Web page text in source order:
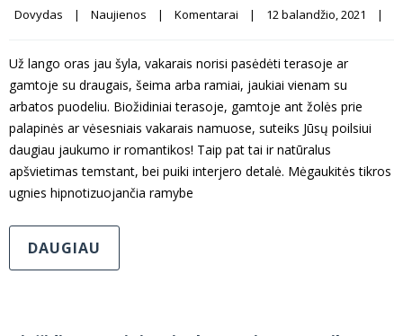
Dovydas | Naujienos | Komentarai | 12 balandžio, 2021 |
Už lango oras jau šyla, vakarais norisi pasėdėti terasoje ar
gamtoje su draugais, šeima arba ramiai, jaukiai vienam su
arbatos puodeliu. Biožidiniai terasoje, gamtoje ant žolės prie
palapinės ar vėsesniais vakarais namuose, suteiks Jūsų poilsiui
daugiau jaukumo ir romantikos! Taip pat tai ir natūralus
apšvietimas temstant, bei puiki interjero detalė. Mėgaukitės tikros
ugnies hipnotizuojančia ramybe
DAUGIAU